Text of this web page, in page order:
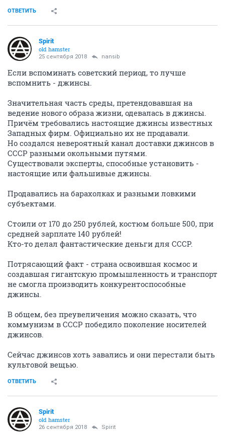
ОТВЕТИТЬ
Spirit
old hamster
25 сентября 2018 nansib
Если вспоминать советский период, то лучше
вспомнить - джинсы.
Значительная часть среды, претендовавшая на
ведение нового образа жизни, одевалась в джинсы.
Причём требовались настоящие джинсы известных
Западных фирм. Официально их не продавали.
Но создался невероятный канал доставки джинсов в
СССР разными окольными путями.
Существовали эксперты, способные установить -
настоящие или фальшивые джинсы.
Продавались на барахолках и разными ловкими
субъектами.
Стоили от 170 до 250 рублей, костюм больше 500, при
средней зарплате 140 рублей!
Кто-то делал фантастические деньги для СССР.
Потрясающий факт - страна освоившая космос и
создавшая гигантскую промышленность и транспорт
не смогла производить конкурентоспособные
джинсы.
В общем, без преувеличения можно сказать, что
коммунизм в СССР победило поколение носителей
джинсов.
Сейчас джинсов хоть завались и они перестали быть
культовой вещью.
ОТВЕТИТЬ
Spirit
old hamster
26 сентября 2018 Spirit